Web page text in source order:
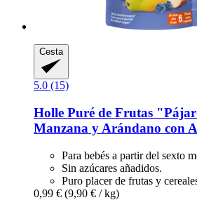
Cesta
5.0 (15)
Holle Puré de Frutas
Manzana y Arándano con
Para bebés a partir del sexto
Sin azúcares añadidos.
Puro placer de frutas y
0,99 € (9,90 € / kg)